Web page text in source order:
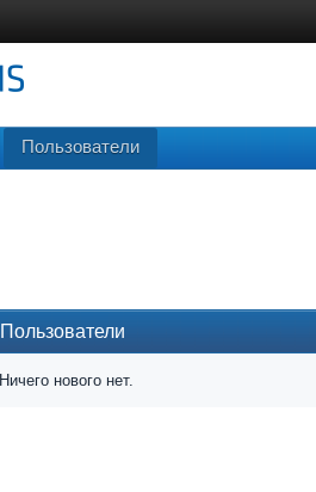
Пользователи
Пользователи
Ничего нового нет.